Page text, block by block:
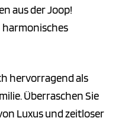
aus der Joop!
hervorragend als
Überraschen Sie
Luxus und zeitloser